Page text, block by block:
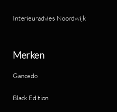
Interieuradvies Noordwijk
Merken
Gancedo
Black Edition